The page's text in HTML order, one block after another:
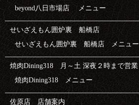
beyond八日市場店 メニュー
せいざえもん囲炉裏 船橋店
せいざえもん囲炉裏 船橋店 メニュー
焼肉Dining318 月～土 深夜２時まで営業
焼肉Dining318 メニュー
佐原店 店舗案内